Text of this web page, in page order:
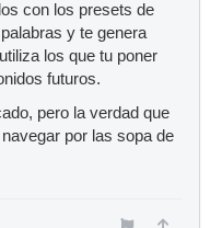
con los presets de
y te genera
los que tu poner
futuros.
pero la verdad que
por las sopa de